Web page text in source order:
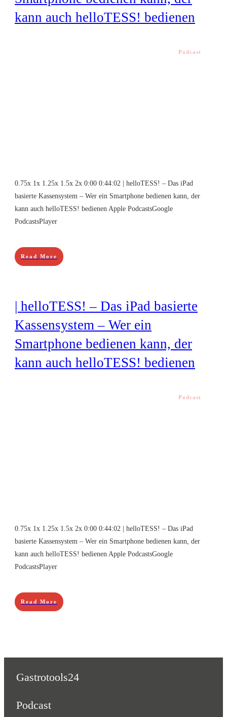
kann auch helloTESS! bedienen
Podcast
0.75x 1x 1.25x 1.5x 2x 0:00 0:44:02 | helloTESS! – Das iPad
basierte Kassensystem – Wer ein Smartphone bedienen kann, der
kann auch helloTESS! bedienen Apple PodcastsGoogle
PodcastsPlayer
Read More
| helloTESS! – Das iPad basierte
Kassensystem – Wer ein
Smartphone bedienen kann, der
kann auch helloTESS! bedienen
Podcast
0.75x 1x 1.25x 1.5x 2x 0:00 0:44:02 | helloTESS! – Das iPad
basierte Kassensystem – Wer ein Smartphone bedienen kann, der
kann auch helloTESS! bedienen Apple PodcastsGoogle
PodcastsPlayer
Read More
Gastrotools24
Podcast